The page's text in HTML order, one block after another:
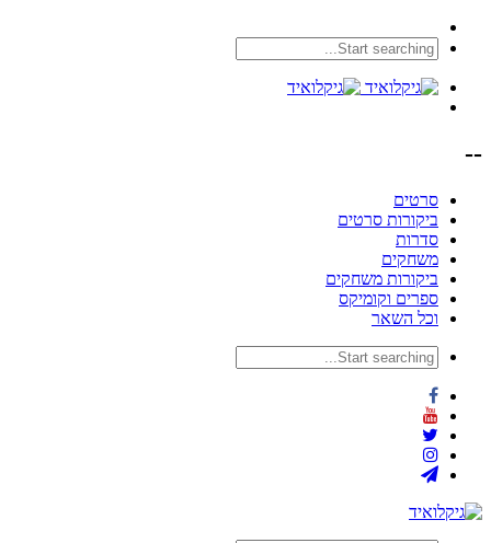
--
סרטים
ביקורות סרטים
סדרות
משחקים
ביקורות משחקים
ספרים וקומיקס
וכל השאר